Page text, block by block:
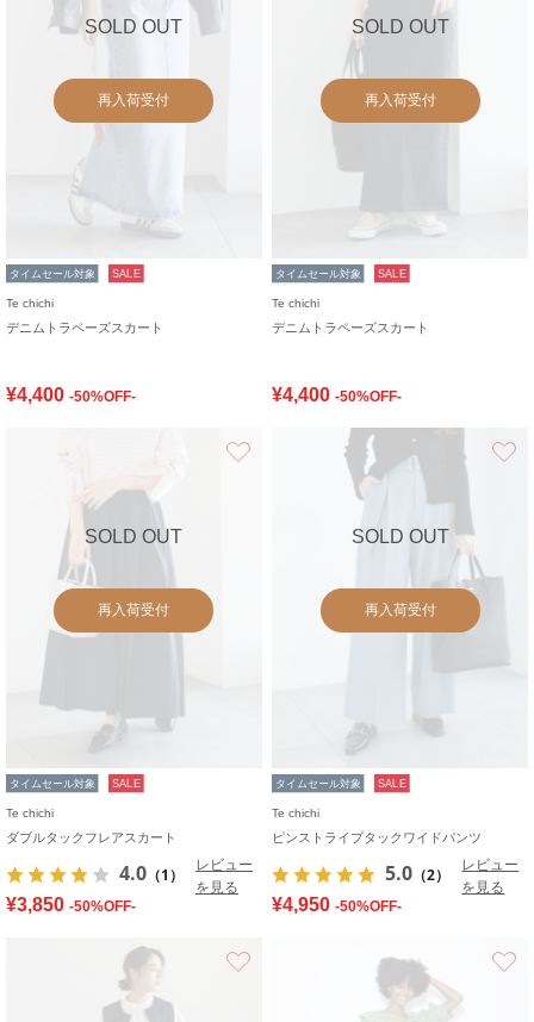
SOLD OUT
再入荷受付
タイムセール対象 SALE
Te chichi
デニムトラペーズスカート
¥4,400 -50%OFF-
SOLD OUT
再入荷受付
タイムセール対象 SALE
Te chichi
デニムトラペーズスカート
¥4,400 -50%OFF-
SOLD OUT
再入荷受付
タイムセール対象 SALE
Te chichi
ダブルタックフレアスカート
4.0 （1）
レビュー
を見る
¥3,850 -50%OFF-
SOLD OUT
再入荷受付
タイムセール対象 SALE
Te chichi
ピンストライプタックワイドパンツ
5.0 （2）
レビュー
を見る
¥4,950 -50%OFF-